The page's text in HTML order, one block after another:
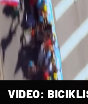
VIDEO: